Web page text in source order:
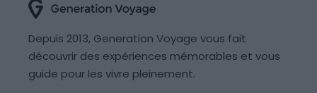
Depuis 2013, Generation Voyage vous fait
découvrir des expériences mémorables et vous
guide pour les vivre pleinement.